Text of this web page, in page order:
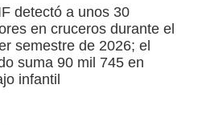
detectó a unos 30
en cruceros durante el
semestre de 2026; el
suma 90 mil 745 en
infantil